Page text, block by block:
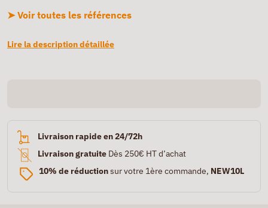
➤ Voir toutes les références
Lire la description détaillée
Livraison rapide en 24/72h
Livraison gratuite Dès 250€ HT d’achat
10% de réductionsur votre 1ère commande, NEW10L